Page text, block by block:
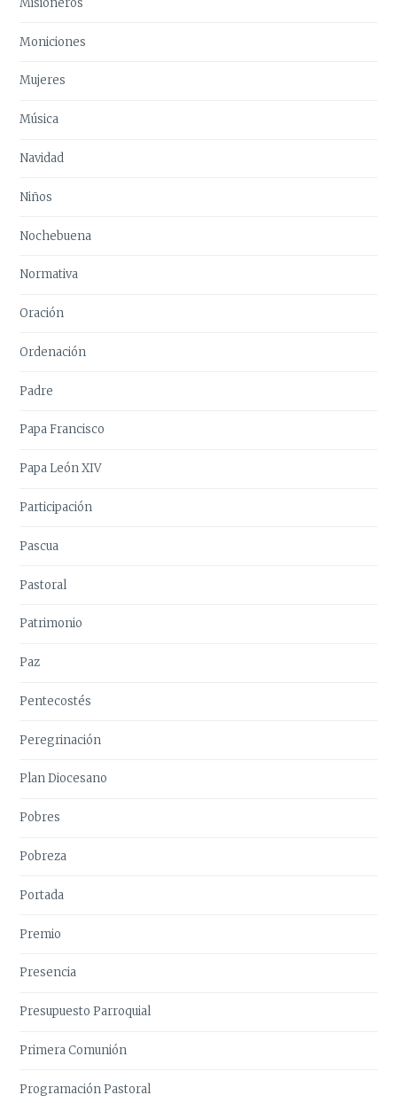
Moniciones
Mujeres
Música
Navidad
Niños
Nochebuena
Normativa
Oración
Ordenación
Padre
Papa Francisco
Papa León XIV
Participación
Pascua
Pastoral
Patrimonio
Paz
Pentecostés
Peregrinación
Plan Diocesano
Pobres
Pobreza
Portada
Premio
Presencia
Presupuesto Parroquial
Primera Comunión
Programación Pastoral